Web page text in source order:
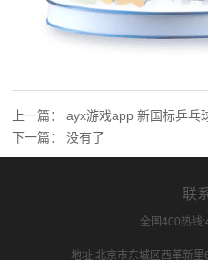
上一篇：ayx游戏app 新国标乒乓
下一篇：没有了
联
全国400热线
地址:北京市东城区西革新